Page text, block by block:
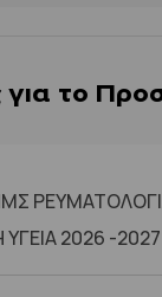
για το
2026 -2027